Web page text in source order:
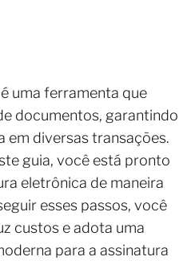
uma ferramenta que
documentos, garantindo
em diversas transações.
guia, você está pronto
eletrônica de maneira
esses passos, você
custos e adota uma
para a assinatura